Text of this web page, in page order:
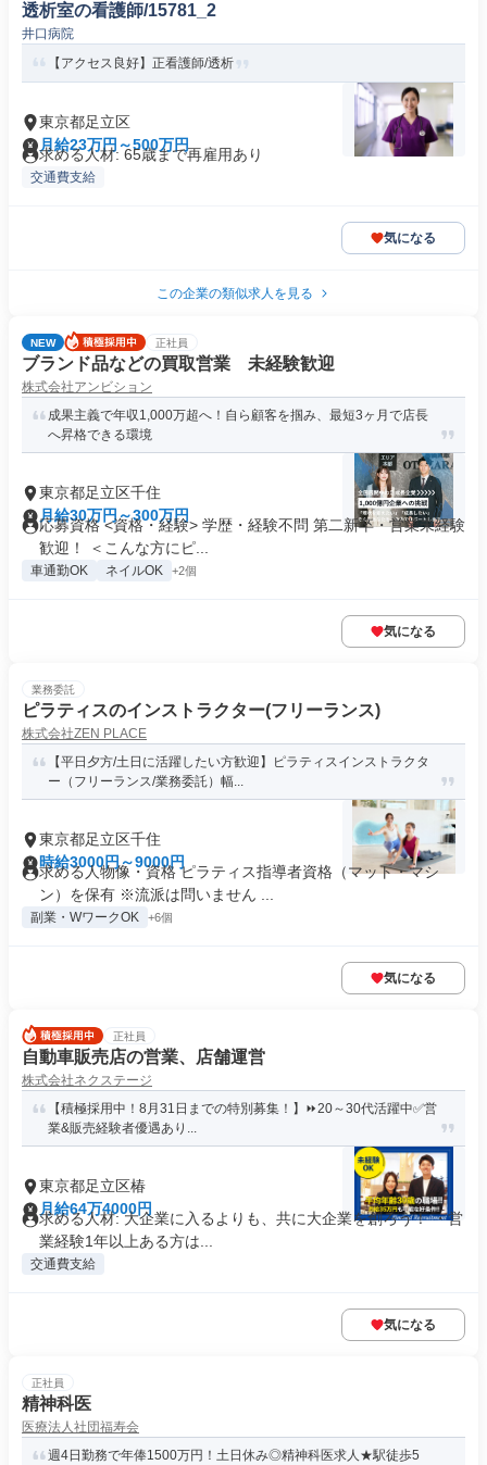
透析室の看護師/15781_2
井口病院
【アクセス良好】正看護師/透析
東京都足立区
月給23万円～500万円
求める人材: 65歳まで再雇用あり
交通費支給
気になる
この企業の類似求人を見る
NEW 正社員
ブランド品などの買取営業 未経験歓迎
株式会社アンビション
成果主義で年収1,000万超へ！自ら顧客を掴み、最短3ヶ月で店長
へ昇格できる環境
東京都足立区千住
月給30万円～300万円
応募資格 <資格・経験> 学歴・経験不問 第二新卒・営業未経験
歓迎！ ＜こんな方にピ...
車通勤OK ネイルOK +2個
気になる
業務委託
ピラティスのインストラクター(フリーランス)
株式会社ZEN PLACE
【平日夕方/土日に活躍したい方歓迎】ピラティスインストラクタ
ー（フリーランス/業務委託）幅...
東京都足立区千住
時給3000円～9000円
求める人物像・資格 ピラティス指導者資格（マット・マシ
ン）を保有 ※流派は問いません ...
副業・WワークOK +6個
気になる
正社員
自動車販売店の営業、店舗運営
株式会社ネクステージ
【積極採用中！8月31日までの特別募集！】⏩️20～30代活躍中✅営
業&販売経験者優遇あり...
東京都足立区椿
月給64万4000円
求める人材: 大企業に入るよりも、共に大企業を創ろう！ ・営
業経験1年以上ある方は...
交通費支給
気になる
正社員
精神科医
医療法人社団福寿会
週4日勤務で年俸1500万円！土日休み◎精神科医求人★駅徒歩5